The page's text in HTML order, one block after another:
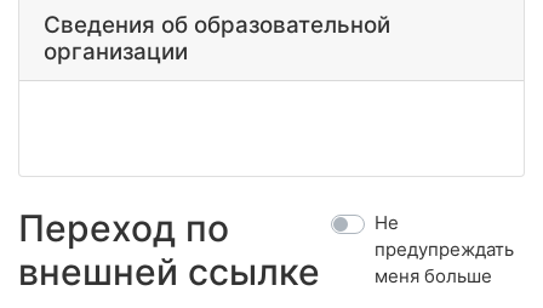
Сведения об образовательной
организации
Переход по
внешней ссылке
Не
предупреждать
меня больше